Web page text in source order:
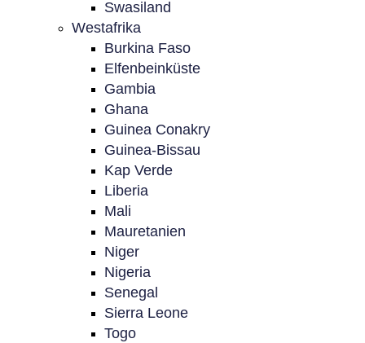
Swasiland
Westafrika
Burkina Faso
Elfenbeinküste
Gambia
Ghana
Guinea Conakry
Guinea-Bissau
Kap Verde
Liberia
Mali
Mauretanien
Niger
Nigeria
Senegal
Sierra Leone
Togo